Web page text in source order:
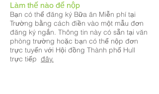
Làm thế nào để nộp
Bạn có thể đăng ký Bữa ăn Miễn phí tại
Trường bằng cách điền vào một mẫu đơn
đăng ký ngắn. Thông tin này có sẵn tại văn
phòng trường hoặc bạn có thể nộp đơn
trực tuyến với Hội đồng Thành phố Hull
trực tiếp đây.